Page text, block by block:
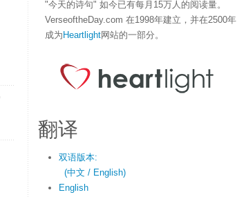
"今天的诗句" 如今已有每月15万人的阅读量。
VerseoftheDay.com 在1998年建立，并在2500年
成为 Heartlight网站的一部分。
翻译
双语版本:
(中文 / English)
English